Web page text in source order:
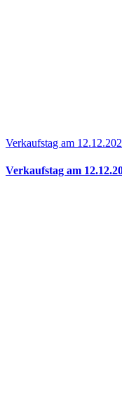
Verkaufstag am
Verkaufstag am